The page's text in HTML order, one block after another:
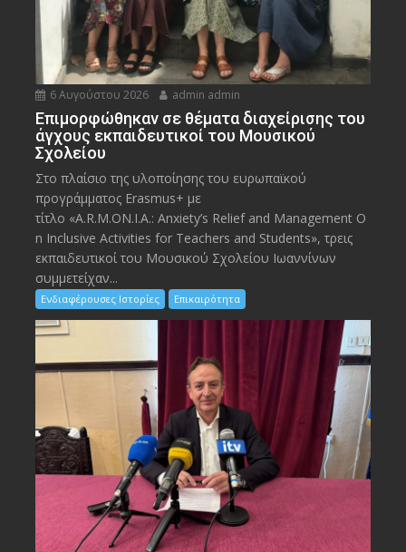
6 Αυγούστου 2026 admin admin
Eπιμορφώθηκαν σε θέματα διαχείρισης του
άγχους εκπαιδευτικοί του Μουσικού
Σχολείου
Στο πλαίσιο της υλοποίησης του ευρωπαϊκού
προγράμματος Erasmus+ με
τίτλο «A.R.M.ON.I.A.: Anxiety’s Relief and Management O
n Inclusive Activities for Teachers and Students», τρεις
εκπαιδευτικοί του Μουσικού Σχολείου Ιωαννίνων
συμμετείχαν...
Ενδιαφέρουσες Ιστορίες Επικαιρότητα